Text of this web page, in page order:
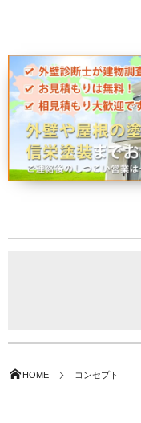
HOME コンセプト